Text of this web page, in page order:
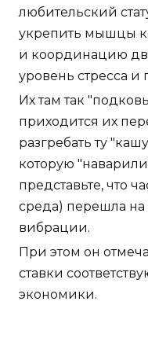
любительский
укрепить мышцы
и координацию
уровень стресса и
Их там так
приходится их
разгребать ту
которую
представьте, что
среда) перешла
вибрации.
При этом он
ставки
экономики.